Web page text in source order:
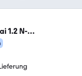
1.2 N-